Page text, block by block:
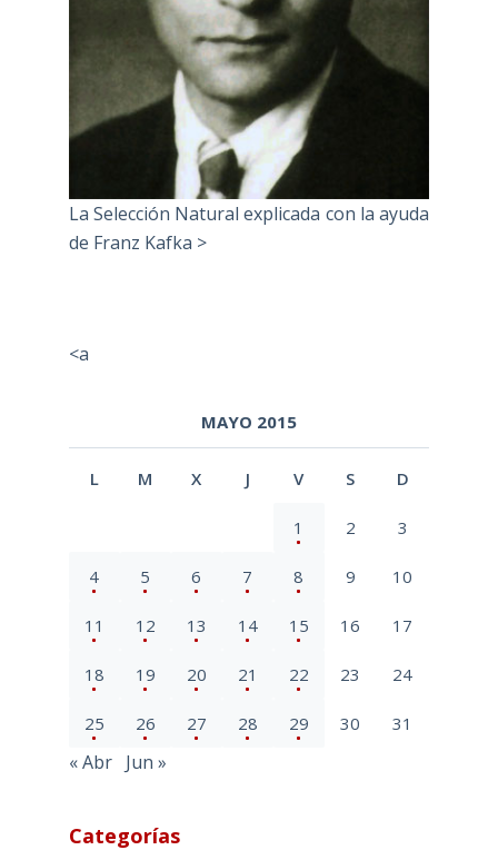
La Selección Natural explicada con la ayuda
de Franz Kafka >
<a
MAYO 2015
L M X J V S D
1 2 3
4 5 6 7 8 9 10
11 12 13 14 15 16 17
18 19 20 21 22 23 24
25 26 27 28 29 30 31
« Abr Jun »
Categorías